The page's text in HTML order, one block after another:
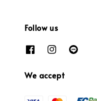
Follow us
We accept